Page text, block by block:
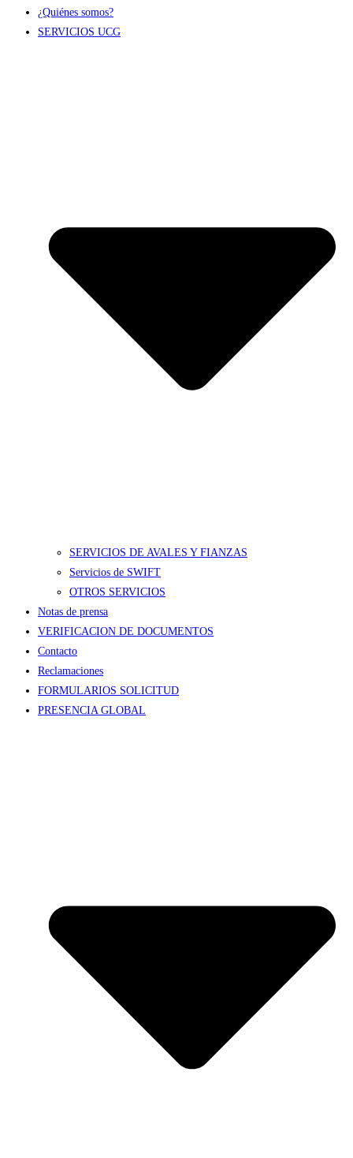
¿Quiénes somos?
SERVICIOS UCG
SERVICIOS DE AVALES Y FIANZAS
Servicios de SWIFT
OTROS SERVICIOS
Notas de prensa
VERIFICACION DE DOCUMENTOS
Contacto
Reclamaciones
FORMULARIOS SOLICITUD
PRESENCIA GLOBAL